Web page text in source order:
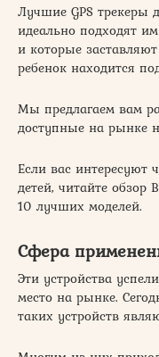
Лучшие GPS трекеры
идеально подходят
и которые
ребенок находится
Мы предлагаем вам
доступные на рынке
Если вас интересуют
детей, читайте
10 лучших моделей.
Сфера
Эти устройства
место на рынке.
таких устройств